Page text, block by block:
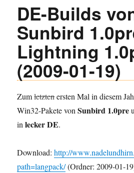
DE-Builds
Sunbird
Lightning
(2009-01-19)
Zumletztenersten Mal in diesem
Win32-Pakete vonSunbird 1.0pre
inlecker DE.
Download:http://
path=langpack/(Ordner: 2009-01-